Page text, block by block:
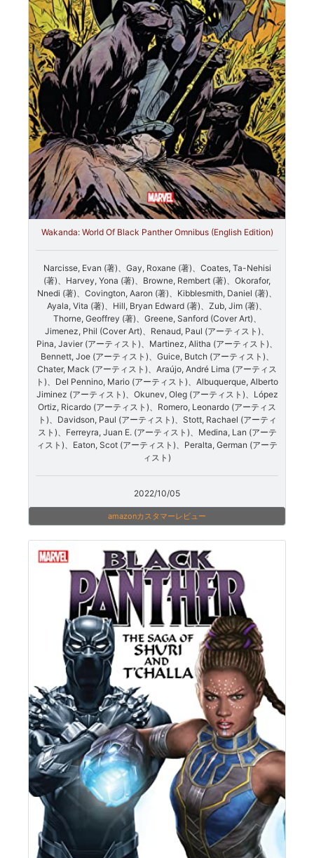
Wakanda: World Of Black Panther Omnibus (English Edition)
Narcisse, Evan (著)、Gay, Roxane (著)、Coates, Ta-Nehisi
(著)、Harvey, Yona (著)、Browne, Rembert (著)、Okorafor,
Nnedi (著)、Covington, Aaron (著)、Kibblesmith, Daniel (著)、
Ayala, Vita (著)、Hill, Bryan Edward (著)、Zub, Jim (著)、
Thorne, Geoffrey (著)、Greene, Sanford (Cover Art)、
Jimenez, Phil (Cover Art)、Renaud, Paul (アーティスト)、
Pina, Javier (アーティスト)、Martinez, Alitha (アーティスト)、
Bennett, Joe (アーティスト)、Guice, Butch (アーティスト)、
Chater, Mack (アーティスト)、Araújo, André Lima (アーティス
ト)、Del Pennino, Mario (アーティスト)、Albuquerque, Alberto
Jiminez (アーティスト)、Okunev, Oleg (アーティスト)、López
Ortiz, Ricardo (アーティスト)、Romero, Leonardo (アーティス
ト)、Davidson, Paul (アーティスト)、Stott, Rachael (アーティ
スト)、Ferreyra, Juan E. (アーティスト)、Medina, Lan (アーテ
ィスト)、Eaton, Scot (アーティスト)、Peralta, German (アーテ
ィスト)
2022/10/05
amazonカスタマーレビュー